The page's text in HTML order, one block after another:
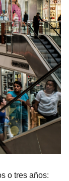
o tres años: